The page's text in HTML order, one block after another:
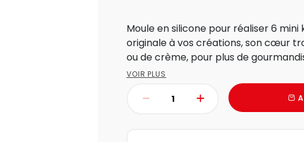
Moule en silicone pour réaliser 6
originale à vos créations, son cœur
ou de crème, pour plus de
VOIR PLUS